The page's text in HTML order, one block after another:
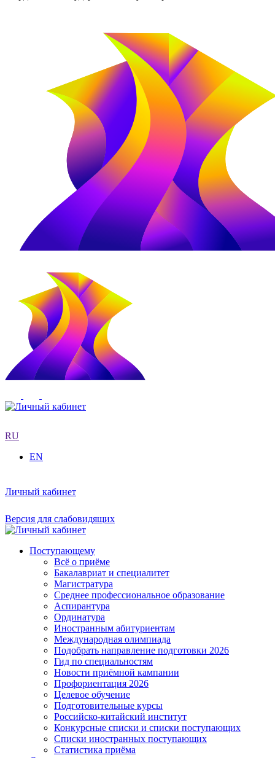
RU
EN
Личный кабинет
Версия для слабовидящих
Поступающему
Всё о приёме
Бакалавриат и специалитет
Магистратура
Среднее профессиональное образование
Аспирантура
Ординатура
Иностранным абитуриентам
Международная олимпиада
Подобрать направление подготовки 2026
Гид по специальностям
Новости приёмной кампании
Профориентация 2026
Целевое обучение
Подготовительные курсы
Российско-китайский институт
Конкурсные списки и списки поступающих
Списки иностранных поступающих
Статистика приёма